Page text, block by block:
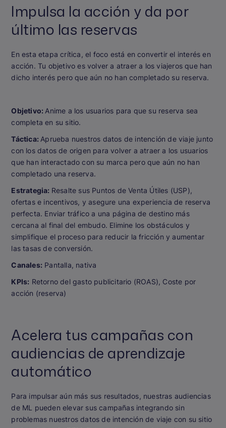
Impulsa la acción y da por
último las reservas
En esta etapa crítica, el foco está en convertir el interés en
acción. Tu objetivo es volver a atraer a los viajeros que han
dicho interés pero que aún no han completado su reserva.
Objetivo: Anime a los usuarios para que su reserva sea
completa en su sitio.
Táctica: Aprueba nuestros datos de intención de viaje junto
con los datos de origen para volver a atraer a los usuarios
que han interactado con su marca pero que aún no han
completado una reserva.
Estrategia: Resalte sus Puntos de Venta Útiles (USP),
ofertas e incentivos, y asegure una experiencia de reserva
perfecta. Enviar tráfico a una página de destino más
cercana al final del embudo. Elimine los obstáculos y
simplifique el proceso para reducir la fricción y aumentar
las tasas de conversión.
Canales: Pantalla, nativa
KPIs: Retorno del gasto publicitario (ROAS), Coste por
acción (reserva)
Acelera tus campañas con
audiencias de aprendizaje
automático
Para impulsar aún más sus resultados, nuestras audiencias
de ML pueden elevar sus campañas integrando sin
problemas nuestros datos de intención de viaje con su sitio